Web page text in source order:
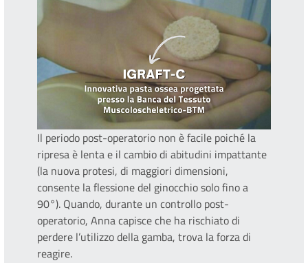
Il periodo post-operatorio non è facile poiché la
ripresa è lenta e il cambio di abitudini impattante
(la nuova protesi, di maggiori dimensioni,
consente la flessione del ginocchio solo fino a
90°). Quando, durante un controllo post-
operatorio, Anna capisce che ha rischiato di
perdere l’utilizzo della gamba, trova la forza di
reagire.